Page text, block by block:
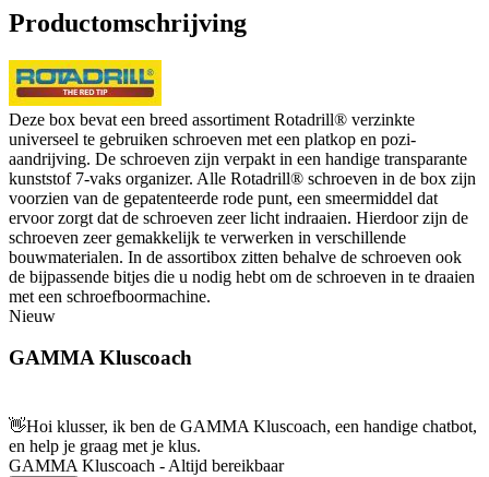
Productomschrijving
Deze box bevat een breed assortiment Rotadrill® verzinkte
universeel te gebruiken schroeven met een platkop en pozi-
aandrijving. De schroeven zijn verpakt in een handige transparante
kunststof 7-vaks organizer. Alle Rotadrill® schroeven in de box zijn
voorzien van de gepatenteerde rode punt, een smeermiddel dat
ervoor zorgt dat de schroeven zeer licht indraaien. Hierdoor zijn de
schroeven zeer gemakkelijk te verwerken in verschillende
bouwmaterialen. In de assortibox zitten behalve de schroeven ook
de bijpassende bitjes die u nodig hebt om de schroeven in te draaien
met een schroefboormachine.
Nieuw
GAMMA Kluscoach
👋Hoi klusser, ik ben de GAMMA Kluscoach, een handige chatbot,
en help je graag met je klus.
GAMMA Kluscoach - Altijd bereikbaar